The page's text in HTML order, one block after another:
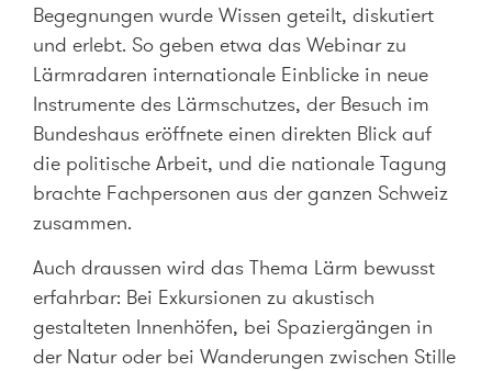
Begegnungen wurde Wissen geteilt, diskutiert
und erlebt. So geben etwa das Webinar zu
Lärmradaren internationale Einblicke in neue
Instrumente des Lärmschutzes, der Besuch im
Bundeshaus eröffnete einen direkten Blick auf
die politische Arbeit, und die nationale Tagung
brachte Fachpersonen aus der ganzen Schweiz
zusammen.
Auch draussen wird das Thema Lärm bewusst
erfahrbar: Bei Exkursionen zu akustisch
gestalteten Innenhöfen, bei Spaziergängen in
der Natur oder bei Wanderungen zwischen Stille